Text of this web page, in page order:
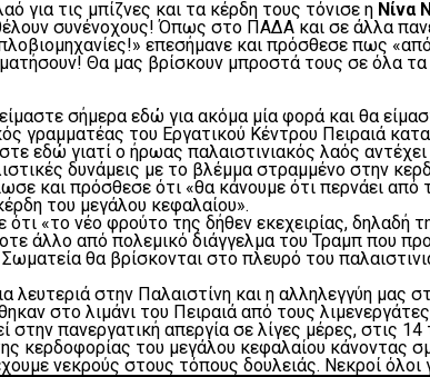
για τις μπίζνες και τα κέρδη τους τόνισε η Νίνα
συνένοχους! Όπως στο ΠΑΔΑ και σε άλλα
επεσήμανε και πρόσθεσε πως
Θα μας βρίσκουν μπροστά τους σε όλα τα
σήμερα εδώ για ακόμα μία φορά και θα
γραμματέας του Εργατικού Κέντρου Πειραιά
εδώ γιατί ο ήρωας παλαιστινιακός λαός
δυνάμεις με το βλέμμα στραμμένο στην
και πρόσθεσε ότι «θα κάνουμε ότι περνάει
του μεγάλου κεφαλαίου».
«το νέο φρούτο της δήθεν εκεχειρίας, δηλαδή
άλλο από πολεμικό διάγγελμα του Τραμπ που
θα βρίσκονται στο πλευρό του
λευτεριά στην Παλαιστίνη και η αλληλεγγύη
στο λιμάνι του Πειραιά από τους
πανεργατική απεργία σε λίγες μέρες, στις 14
κερδοφορίας του μεγάλου κεφαλαίου
νεκρούς στους τόπους δουλειάς. Νεκροί όλοι